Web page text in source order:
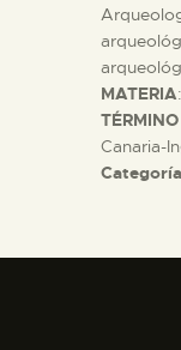
MATERIA
Canaria-
Categoría